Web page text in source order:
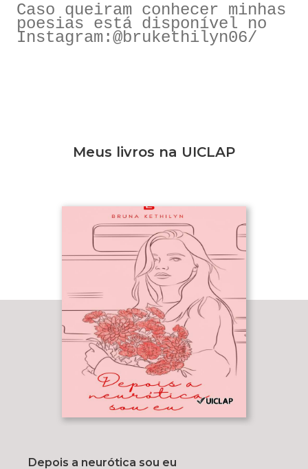
Caso queiram conhecer minhas
poesias está disponível no
Instagram:@brukethilyn06/
Meus livros na UICLAP
Depois a neurótica sou eu